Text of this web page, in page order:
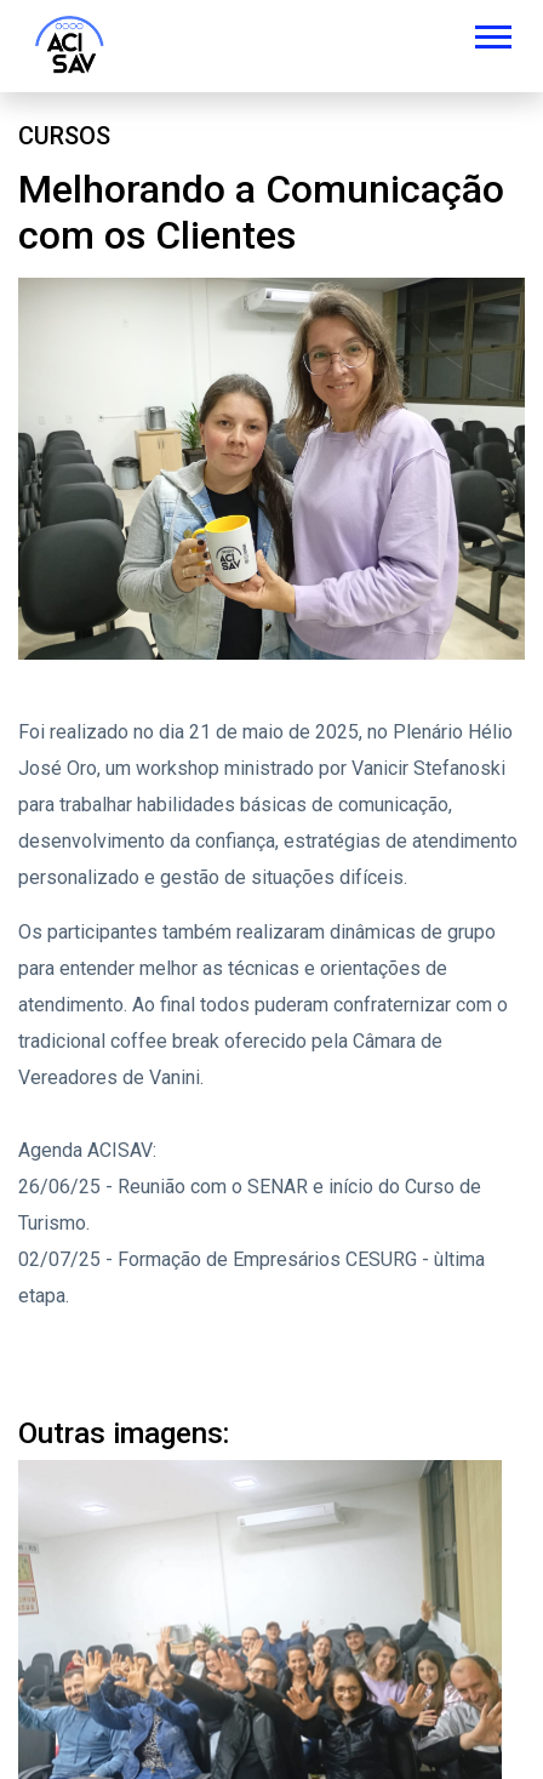
CURSOS
Melhorando a Comunicação
com os Clientes
Foi realizado no dia 21 de maio de 2025, no Plenário Hélio
José Oro, um workshop ministrado por Vanicir Stefanoski
para trabalhar habilidades básicas de comunicação,
desenvolvimento da confiança, estratégias de atendimento
personalizado e gestão de situações difíceis.
Os participantes também realizaram dinâmicas de grupo
para entender melhor as técnicas e orientações de
atendimento. Ao final todos puderam confraternizar com o
tradicional coffee break oferecido pela Câmara de
Vereadores de Vanini.
Agenda ACISAV:
26/06/25 - Reunião com o SENAR e início do Curso de
Turismo.
02/07/25 - Formação de Empresários CESURG - ùltima
etapa.
Outras imagens: